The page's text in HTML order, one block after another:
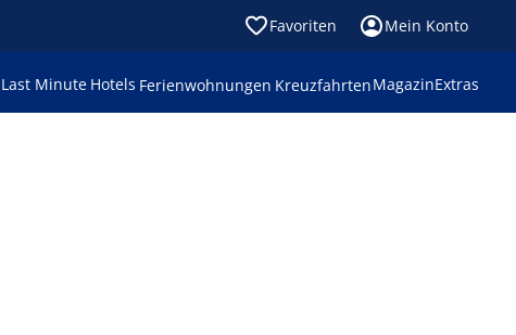
Favoriten Mein Konto
Last Minute Hotels Ferienwohnungen KreuzfahrtenMagazinExtras